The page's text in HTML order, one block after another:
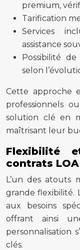
premium,
Tarification
Services
assistance
Possibilité
selon
Cette approche
professionnels
solution clé en
maîtrisant leur
Flexibilité
contrats LOA
L’un des atouts
grande flexibilité.
aux besoins
offrant ainsi
personnalisation
clés.